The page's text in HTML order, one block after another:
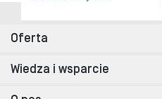
Oferta
Wiedza i wsparcie